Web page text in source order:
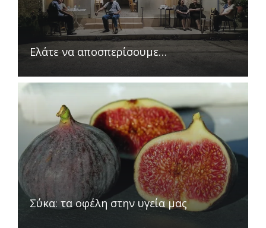
Ελάτε να αποσπερίσουμε…
Σύκα: τα οφέλη στην υγεία μας